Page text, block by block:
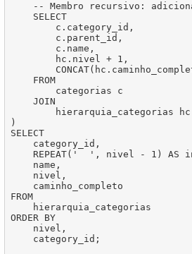
-- Membro recursivo:
    SELECT
        c.category_id,
        c.parent_id,
        c.name,
        hc.nivel + 1,
    FROM
        categorias c
    JOIN
hierarquia_categorias
)
SELECT
    category_id,
REPEAT('  ', nivel - 1) AS
    name,
    nivel,
    caminho_completo
FROM
    hierarquia_categorias
ORDER BY
    nivel,